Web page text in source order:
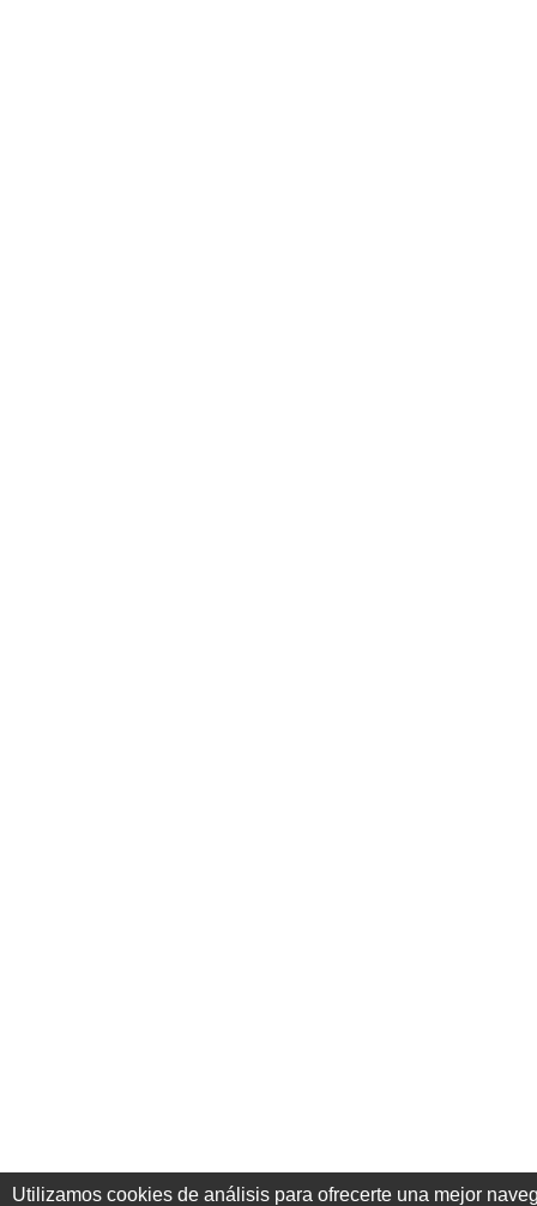
Utilizamos cookies de análisis para ofrecerte una mejor